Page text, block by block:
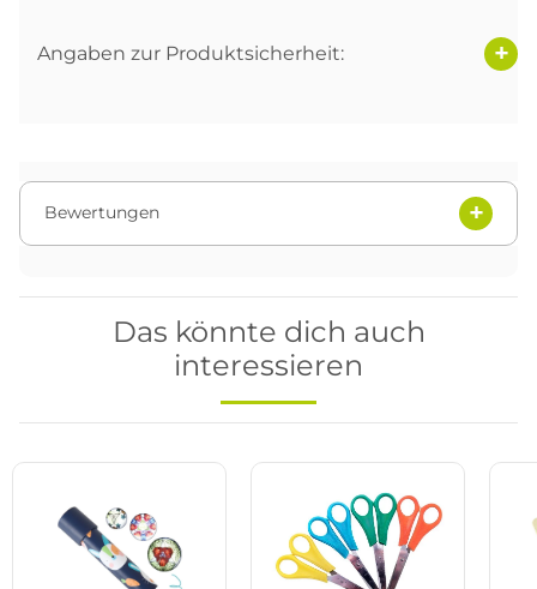
Angaben zur Produktsicherheit:
Bewertungen
Das könnte dich auch
interessieren